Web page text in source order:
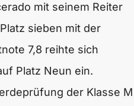
mit seinem Reiter
sieben mit der
7,8 reihte sich
Platz Neun ein.
der Klasse M